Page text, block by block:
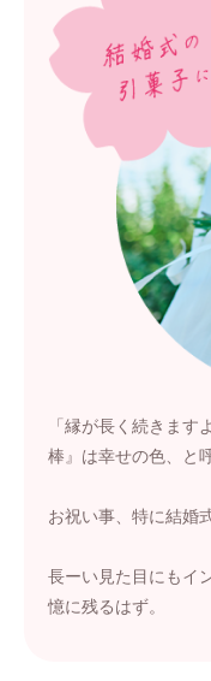
「縁が長く続きます
棒』は幸せの色、と
お祝い事、特に結婚
長ーい見た目にもイ
憶に残るはず。